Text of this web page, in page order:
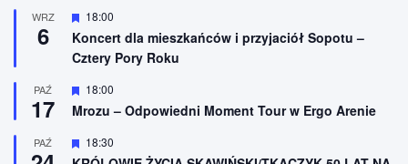
o
n
e
ż
n
o
e
WRZ
6
W
r
ó
n
o
e
18:00
Koncert dla mieszkańców i przyjaciół Sopotu –
Cztery Pory Roku
PAŹ
17
W
r
ż
n
18:00
Mrozu – Odpowiedni Moment Tour w Ergo Arenie
PAŹ
W
y
18:30